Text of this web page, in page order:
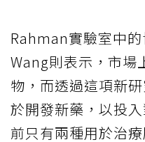
Rahman實驗室中
Wang則表示，市場
物，而透過這項新
於開發新藥，以投
前只有兩種用於治